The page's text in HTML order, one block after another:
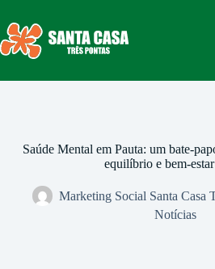
Saúde Mental em Pauta: um bate-
equilíbrio e bem-estar
Marketing Social Santa Casa
Notícias